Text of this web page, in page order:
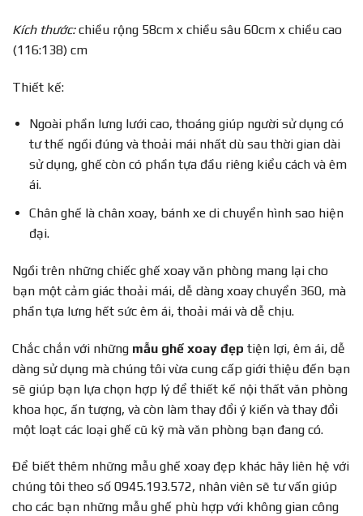
Kích thước:chiều rộng 58cm x chiều sâu 60cm x chiều cao
(116:138) cm
Thiết kế:
Ngoài phần lưng lưới cao, thoáng giúp người sử dụng có
tư thế ngồi đúng và thoải mái nhất dù sau thời gian dài
sử dụng, ghế còn có phần tựa đầu riêng kiểu cách và êm
ái.
Chân ghế là chân xoay, bánh xe di chuyển hình sao hiện
đại.
Ngồi trên những chiếc ghế xoay văn phòng mang lại cho
bạn một cảm giác thoải mái, dễ dàng xoay chuyển 360, mà
phần tựa lưng hết sức êm ái, thoải mái và dễ chịu.
Chắc chắn với những mẫu ghế xoay đẹp tiện lợi, êm ái, dễ
dàng sử dụng mà chúng tôi vừa cung cấp giới thiệu đến bạn
sẽ giúp bạn lựa chọn hợp lý để thiết kế nội thất văn phòng
khoa học, ấn tượng, và còn làm thay đổi ý kiến và thay đổi
một loạt các loại ghế cũ kỹ mà văn phòng bạn đang có.
Để biết thêm những mẫu ghế xoay đẹp khác hãy liên hệ với
chúng tôi theo số 0945.193.572, nhân viên sẽ tư vấn giúp
cho các bạn những mẫu ghế phù hợp với không gian công